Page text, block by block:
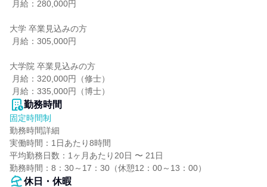
大学 卒業見込みの方
大学院 卒業見込みの方
月給：335,000円（博士）
勤務時間
固定時間制
勤務時間詳細
実働時間：1日あたり8時間
平均勤務日数：1ヶ月あたり20日 〜 21日
勤務時間：8：30～17：30（休憩12：00～13：00）
休日・休暇